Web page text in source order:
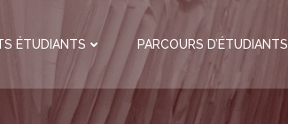
ÉTUDIANTS PARCOURS D’ÉTUDIANTS